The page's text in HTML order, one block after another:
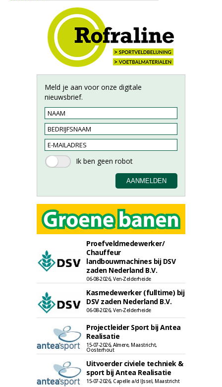
Meld je aan voor onze digitale
nieuwsbrief.
Proefveldmedewerker/
Chauffeur
landbouwmachines bij DSV
zaden Nederland B.V.
06-08-2026, Ven-Zelderheide
Kasmedewerker (fulltime) bij
DSV zaden Nederland B.V.
06-08-2026, Ven-Zelderheide
Projectleider Sport bij Antea
Realisatie
15-07-2026, Almere, Maastricht,
Oosterhout
Uitvoerder civiele techniek &
sport bij Antea Realisatie
15-07-2026, Capelle a/d IJssel, Maastricht